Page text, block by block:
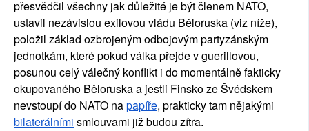
přesvědčil všechny jak důležité je být členem NATO,
ustavil nezávislou exilovou vládu Běloruska (viz níže),
položil základ ozbrojeným odbojovým partyzánským
jednotkám, které pokud válka přejde v guerillovou,
posunou celý válečný konflikt i do momentálně fakticky
okupovaného Běloruska a jestli Finsko ze Švédskem
nevstoupí do NATO na papíře
bilaterálními smlouvami již budou zítra.